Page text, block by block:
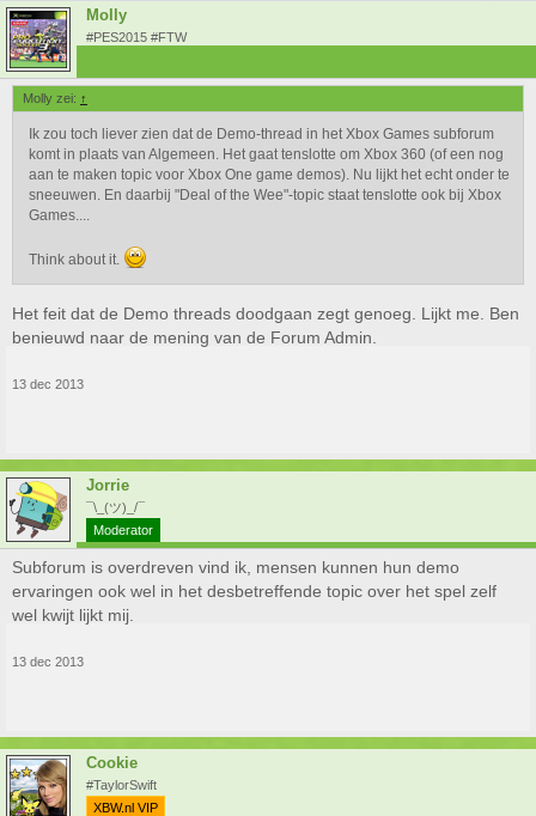
Molly
#PES2015 #FTW
Molly zei: ↑
Ik zou toch liever zien dat de Demo-thread in het Xbox Games subforum
komt in plaats van Algemeen. Het gaat tenslotte om Xbox 360 (of een nog
aan te maken topic voor Xbox One game demos). Nu lijkt het echt onder te
sneeuwen. En daarbij "Deal of the Wee"-topic staat tenslotte ook bij Xbox
Games....
Think about it.
Het feit dat de Demo threads doodgaan zegt genoeg. Lijkt me. Ben
benieuwd naar de mening van de Forum Admin.
13 dec 2013
Jorrie
¯\_(ツ)_/¯
Moderator
Subforum is overdreven vind ik, mensen kunnen hun demo
ervaringen ook wel in het desbetreffende topic over het spel zelf
wel kwijt lijkt mij.
13 dec 2013
Cookie
#TaylorSwift
XBW.nl VIP